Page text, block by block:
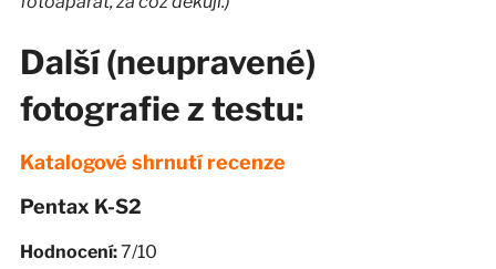
Další (neupravené)
fotografie z testu:
Katalogové shrnutí recenze
Pentax K-S2
Hodnocení:7/10